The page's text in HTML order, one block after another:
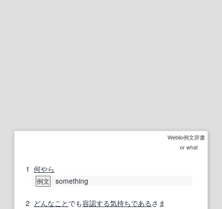
Weblio例文辞書
or what
1 何やら
例文 something
2 どんなこと でも容認する気持ちであるさま